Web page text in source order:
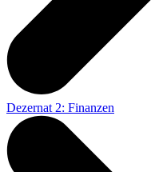
Dezernat 2: Finanzen